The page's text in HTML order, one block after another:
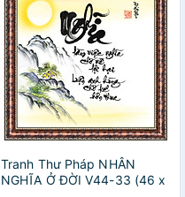
Tranh Thư Pháp NHÂN
NGHĨA Ở ĐỜI V44-33 (46 x